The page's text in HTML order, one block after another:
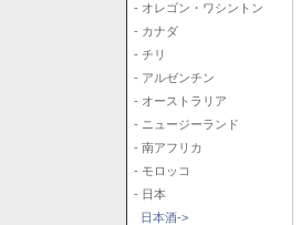
- オレゴン・ワシントン
- カナダ
- チリ
- アルゼンチン
- オーストラリア
- ニュージーランド
- 南アフリカ
- モロッコ
- 日本
日本酒->